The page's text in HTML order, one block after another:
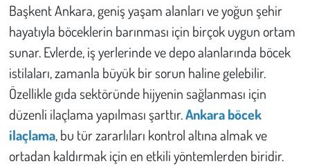
Başkent Ankara, geniş yaşam alanları ve yoğun şehir
hayatıyla böceklerin barınması için birçok uygun ortam
sunar. Evlerde, iş yerlerinde ve depo alanlarında böcek
istilaları, zamanla büyük bir sorun haline gelebilir.
Özellikle gıda sektöründe hijyenin sağlanması için
düzenli ilaçlama yapılması şarttır.Ankara böcek
ilaçlama, bu tür zararlıları kontrol altına almak ve
ortadan kaldırmak için en etkili yöntemlerden biridir.